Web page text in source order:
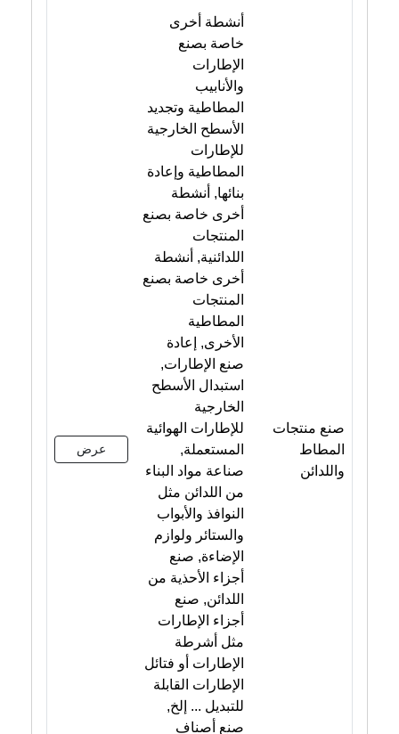
صنع منتجات
المطاط
واللدائن
أنشطة أخرى
خاصة بصنع
الإطارات
والأنابيب
المطاطية وتجديد
الأسطح الخارجية
للإطارات
المطاطية وإعادة
بنائها, أنشطة
أخرى خاصة بصنع
المنتجات
اللدائنية, أنشطة
أخرى خاصة بصنع
المنتجات
المطاطية
الأخرى, إعادة
صنع الإطارات,
استبدال الأسطح
الخارجية
للإطارات الهوائية
المستعملة,
صناعة مواد البناء
من اللدائن مثل
النوافذ والأبواب
والستائر ولوازم
الإضاءة, صنع
أجزاء الأحذية من
اللدائن, صنع
أجزاء الإطارات
مثل أشرطة
الإطارات أو فتائل
الإطارات القابلة
للتبديل ... إلخ,
صنع أصناف
عرض